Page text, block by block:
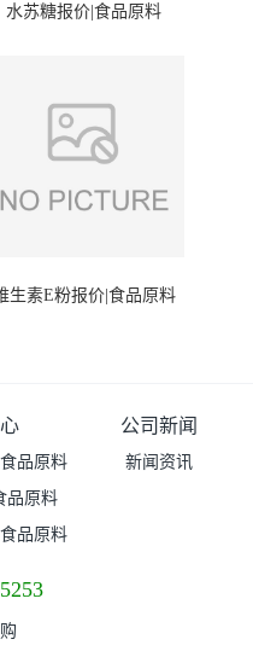
水苏糖报价|食品原料
生素E粉报价|食品原料
品原料
品原料
品原料
公司新闻
新闻资讯